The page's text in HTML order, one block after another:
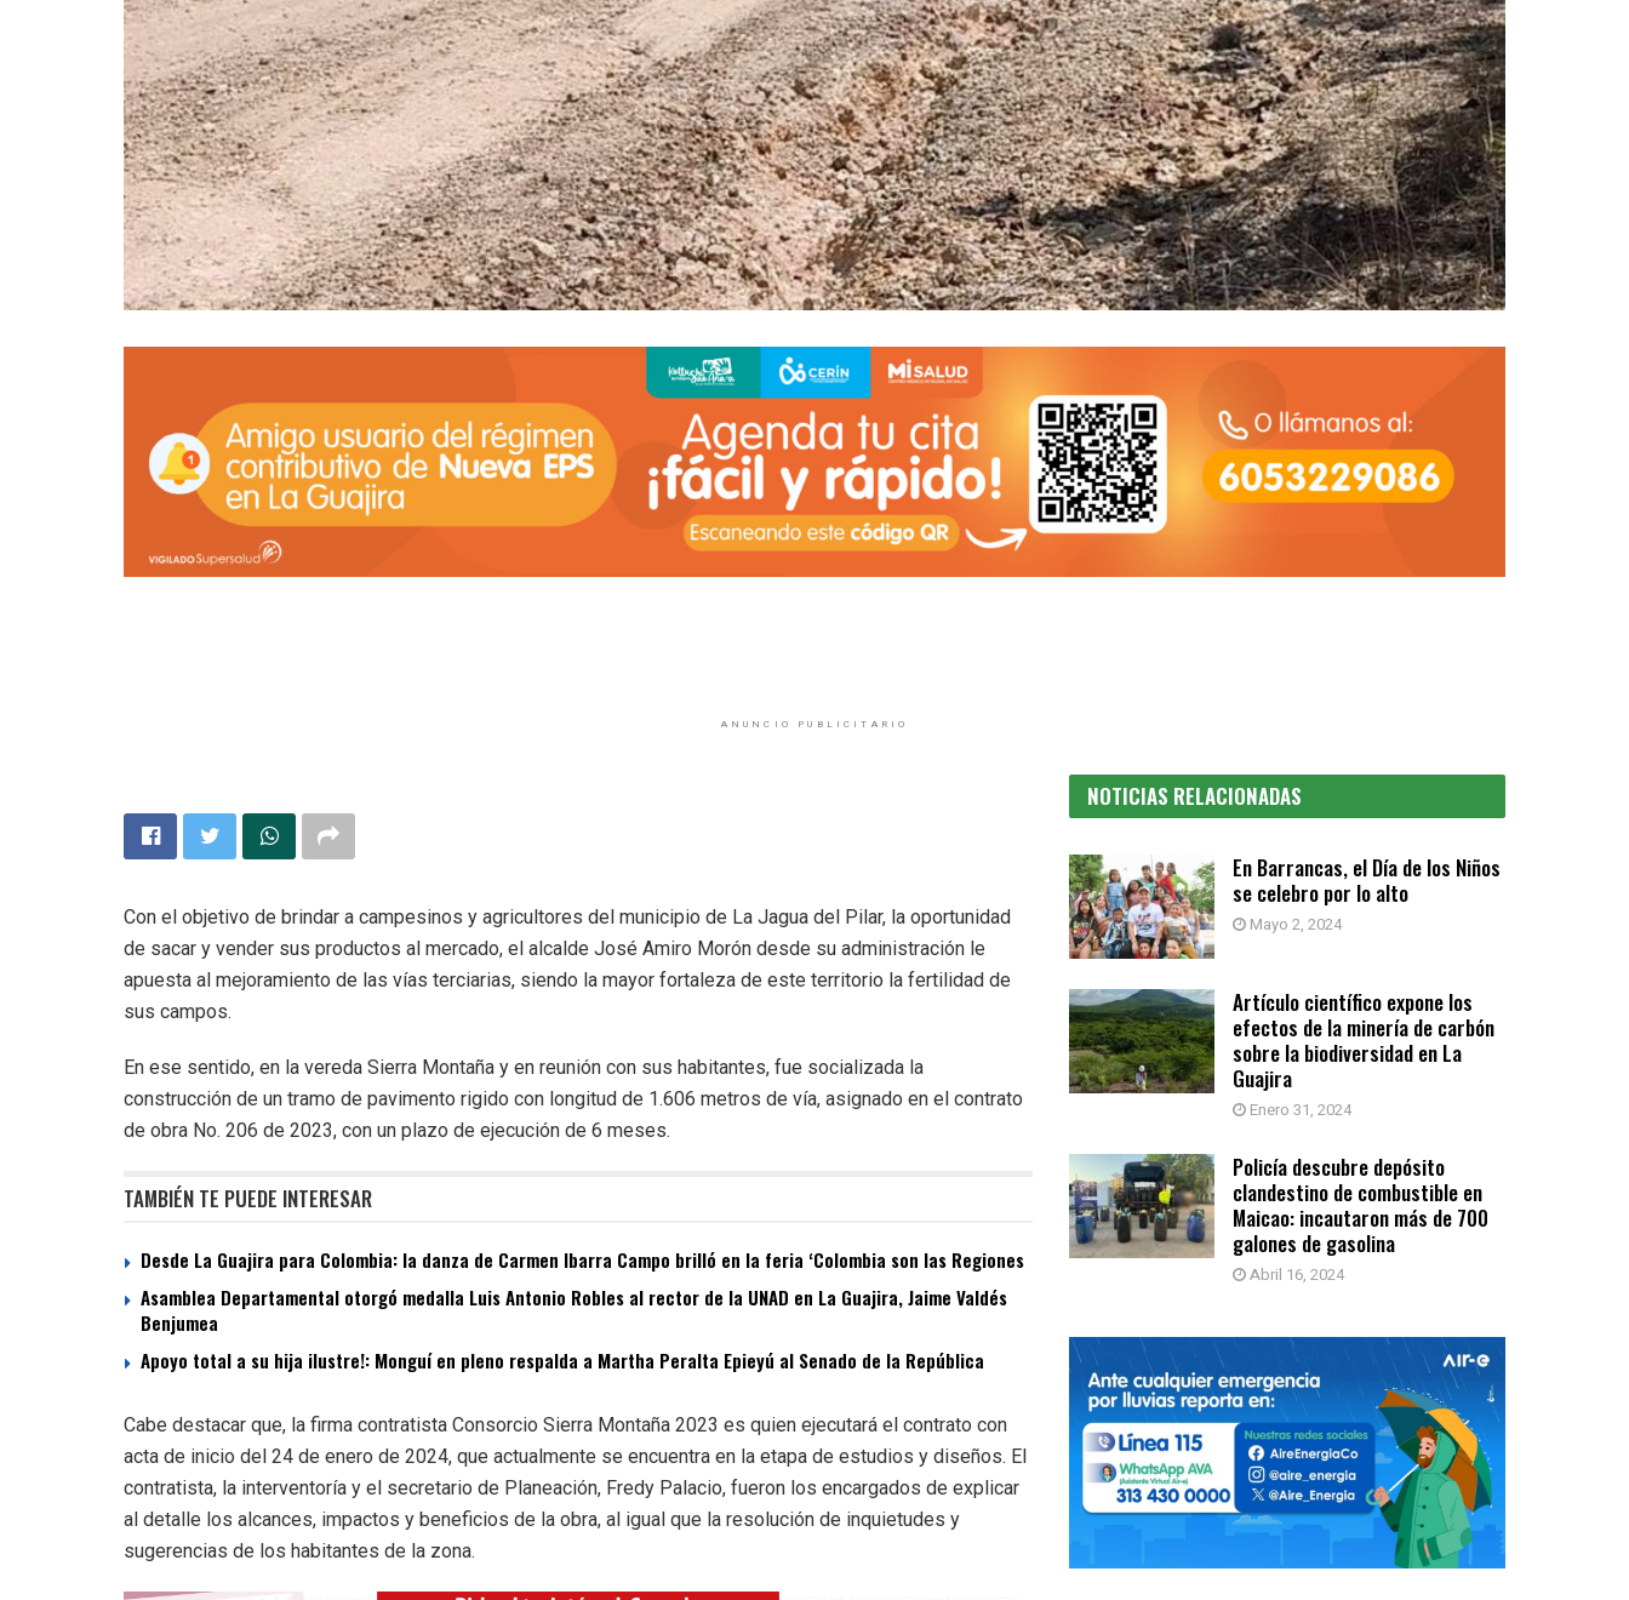
ANUNCIO PUBLICITARIO
Con el objetivo de brindar a campesinos y agricultores del municipio de La Jagua del Pilar, la oportunidad
de sacar y vender sus productos al mercado, el alcalde José Amiro Morón desde su administración le
apuesta al mejoramiento de las vías terciarias, siendo la mayor fortaleza de este territorio la fertilidad de
sus campos.
En ese sentido, en la vereda Sierra Montaña y en reunión con sus habitantes, fue socializada la
construcción de un tramo de pavimento rigido con longitud de 1.606 metros de vía, asignado en el contrato
de obra No. 206 de 2023, con un plazo de ejecución de 6 meses.
TAMBIÉN TE PUEDE INTERESAR
Desde La Guajira para Colombia: la danza de Carmen Ibarra Campo brilló en la feria ‘Colombia son las Regiones
Asamblea Departamental otorgó medalla Luis Antonio Robles al rector de la UNAD en La Guajira, Jaime Valdés
Benjumea
Apoyo total a su hija ilustre!: Monguí en pleno respalda a Martha Peralta Epieyú al Senado de la República
Cabe destacar que, la firma contratista Consorcio Sierra Montaña 2023 es quien ejecutará el contrato con
acta de inicio del 24 de enero de 2024, que actualmente se encuentra en la etapa de estudios y diseños. El
contratista, la interventoría y el secretario de Planeación, Fredy Palacio, fueron los encargados de explicar
al detalle los alcances, impactos y beneficios de la obra, al igual que la resolución de inquietudes y
sugerencias de los habitantes de la zona.
NOTICIAS RELACIONADAS
En Barrancas, el Día de los Niños
se celebro por lo alto
Mayo 2, 2024
Artículo científico expone los
efectos de la minería de carbón
sobre la biodiversidad en La
Guajira
Enero 31, 2024
Policía descubre depósito
clandestino de combustible en
Maicao: incautaron más de 700
galones de gasolina
Abril 16, 2024